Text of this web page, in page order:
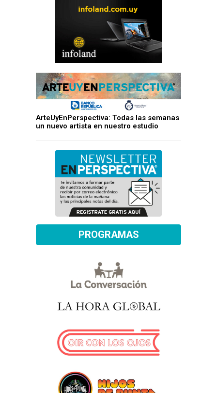
ArteUyEnPerspectiva: Todas las semanas
un nuevo artista en nuestro estudio
PROGRAMAS